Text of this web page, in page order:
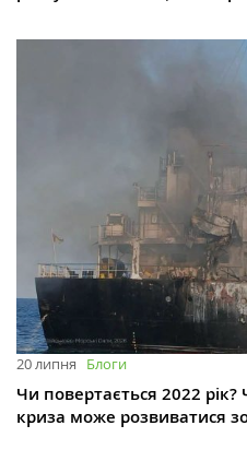
20 липня Блоги
Чи повертається 2022
криза може розвиватися